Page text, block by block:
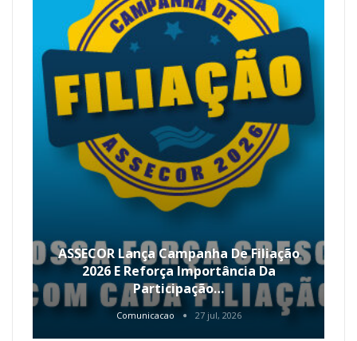
ASSECOR Lança Campanha De Filiação
2026 E Reforça Importância Da
Participação…
Comunicacao 27 jul, 2026